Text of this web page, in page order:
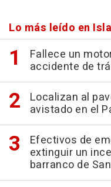
Lo más leído en
Fallece un
accidente de
Localizan al
avistado en el
Efectivos de
extinguir un
barranco de